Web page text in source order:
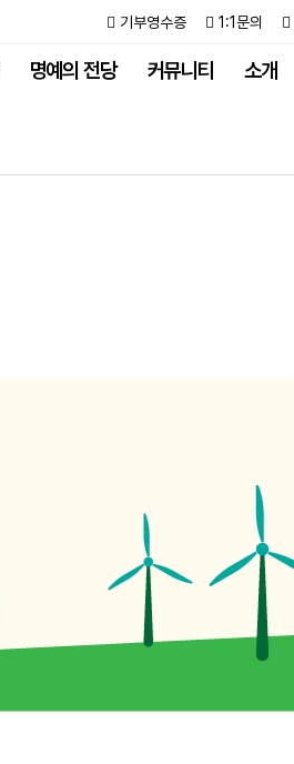
기부영수증 1:1문의
명예의 전당 커뮤니티 소개